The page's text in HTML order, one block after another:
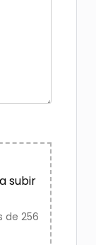
subir
de 256